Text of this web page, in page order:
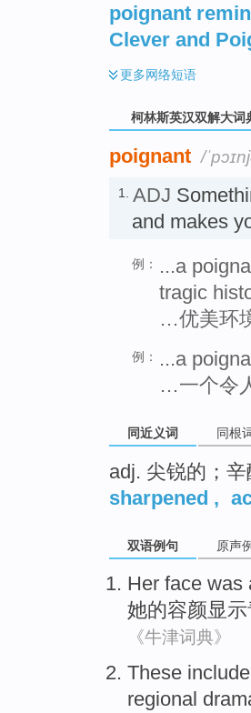
poignant
Clever and
更多网络短语
柯林斯英汉双解大词
poignant /
1. ADJ
and makes
例：
...a
tragic
…优美环
例：
...a
…一个令
同近义词 同根
adj. 尖锐的；
sharpened ,
双语例句 原声
Her face was
她的容颜显示
《牛津词典》
These include
regional